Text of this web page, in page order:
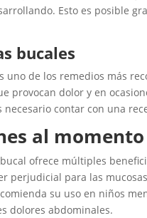
Esto es posible
bucales
uno de los remedios más
provocan dolor y en
necesario contar con una
al
ofrece múltiples
perjudicial para las
su uso en niños
dolores abdominales.